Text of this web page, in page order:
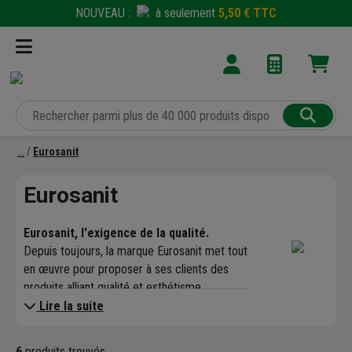
NOUVEAU : à seulement 5,50 € TTC
Eurosanit
Eurosanit
Eurosanit, l'exigence de la qualité.
Depuis toujours, la marque Eurosanit met tout
en œuvre pour proposer à ses clients des
produits alliant qualité et esthétisme.
L'ensemble de sa gamme est en conformité
Lire la suite